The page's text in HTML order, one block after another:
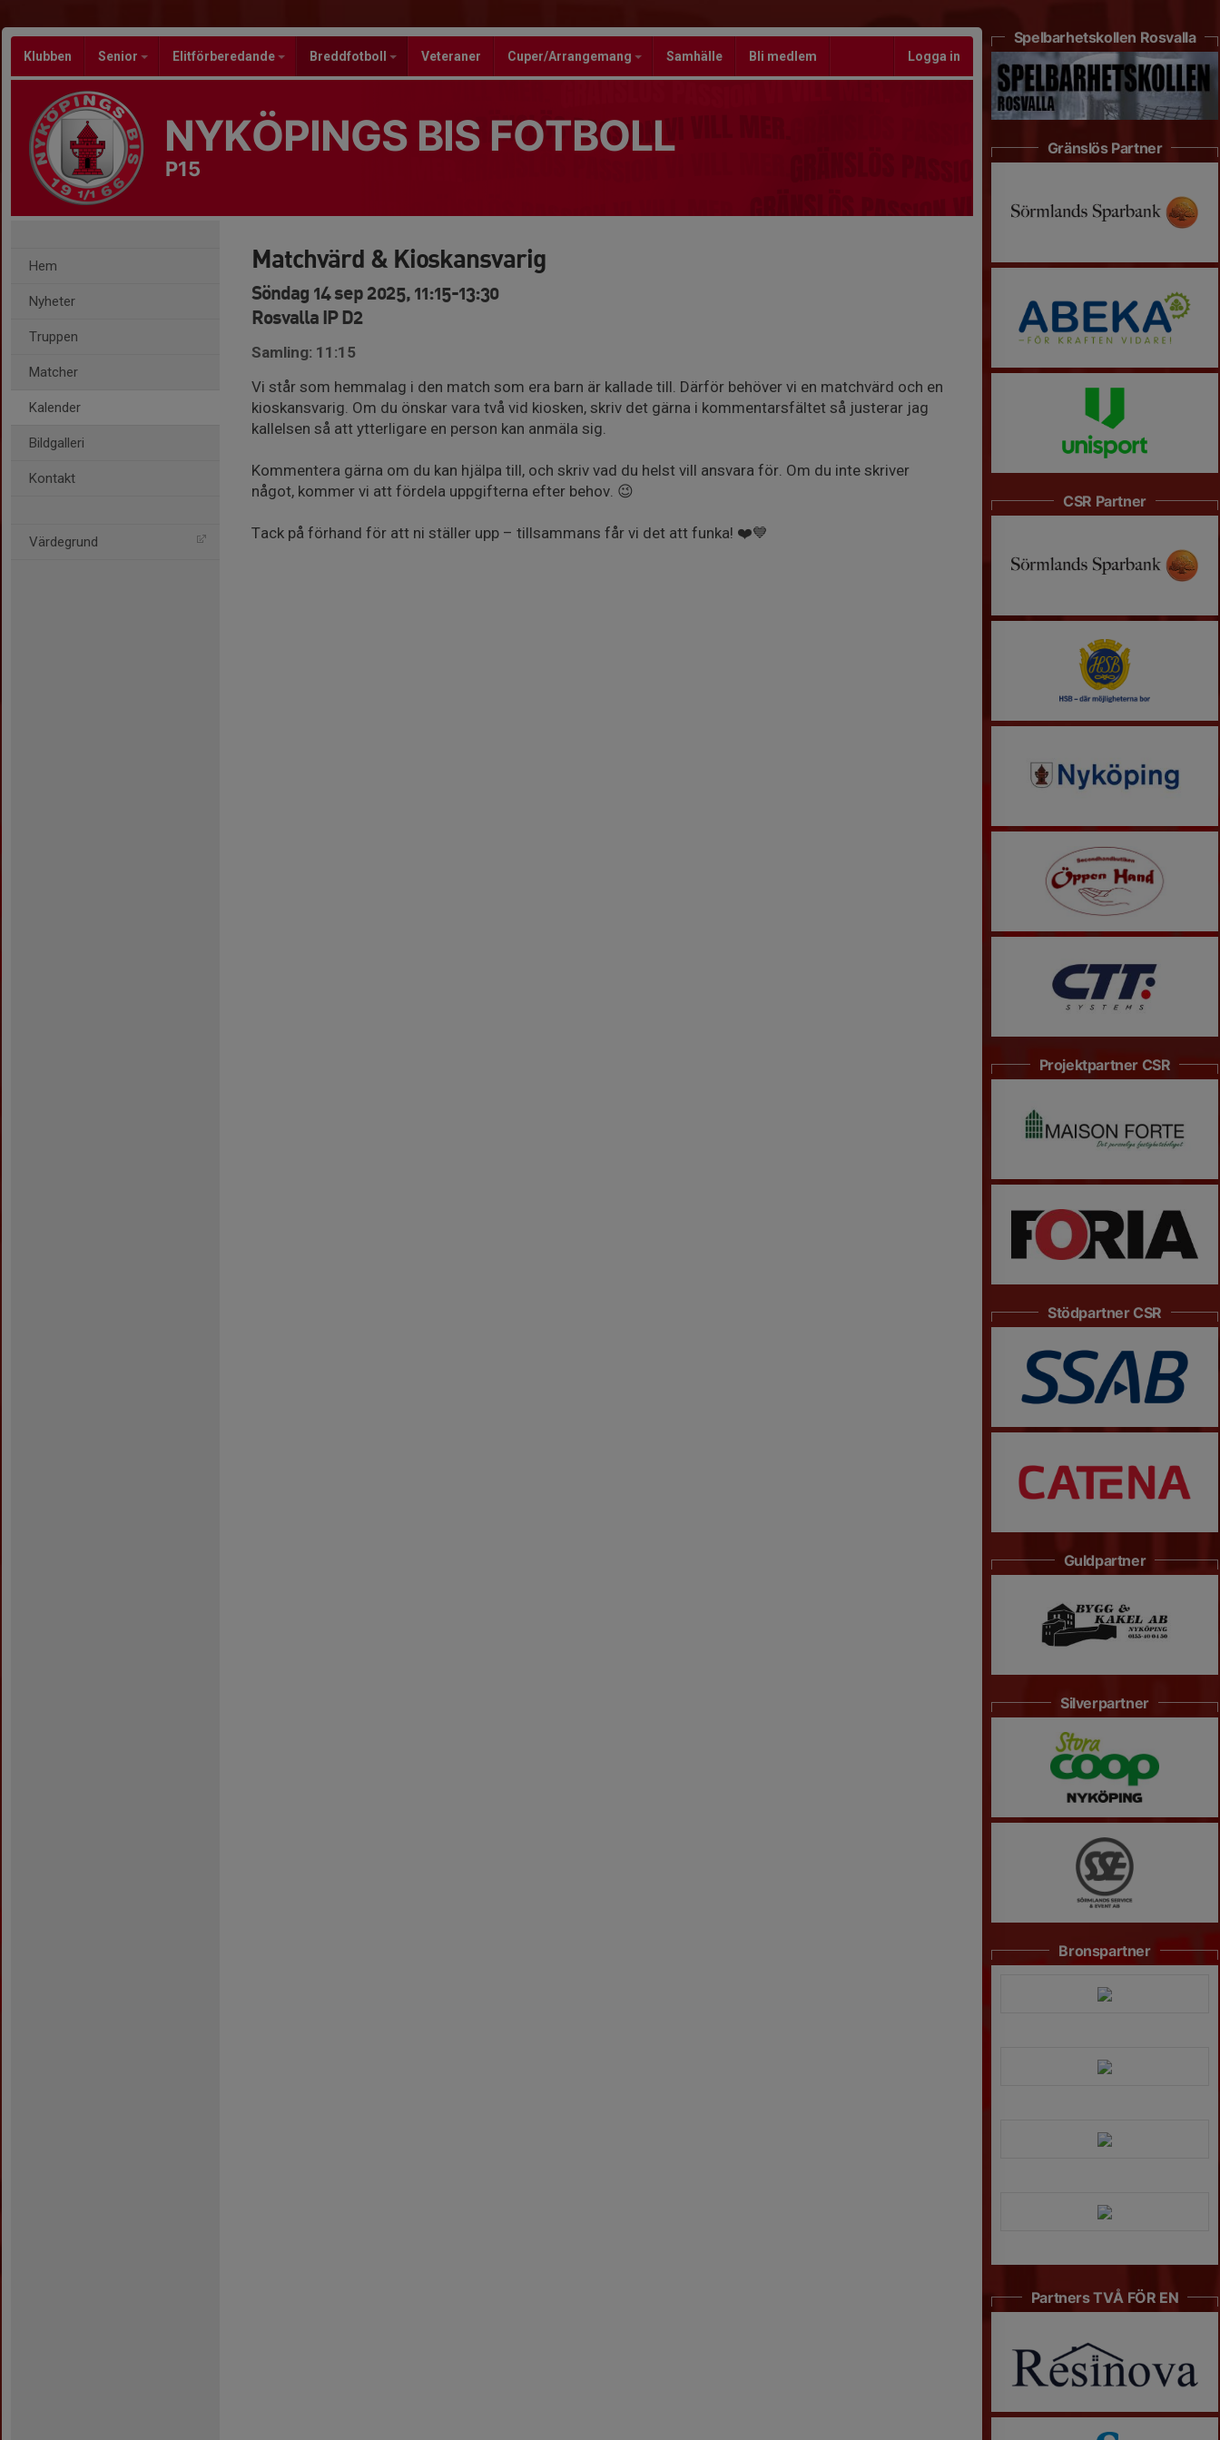
Klubben Senior Elitförberedande Breddfotboll Veteraner Cuper/Arrangemang Samhälle Bli medlem Logga in
NYKÖPINGS BIS FOTBOLL
P15
Hem
Nyheter
Truppen
Matcher
Kalender
Bildgalleri
Kontakt
Värdegrund
Matchvärd & Kioskansvarig
Söndag 14 sep 2025, 11:15-13:30
Rosvalla IP D2
Samling: 11:15
Vi står som hemmalag i den match som era barn är kallade till. Därför behöver vi en matchvärd och en
kioskansvarig. Om du önskar vara två vid kiosken, skriv det gärna i kommentarsfältet så justerar jag
kallelsen så att ytterligare en person kan anmäla sig.
Kommentera gärna om du kan hjälpa till, och skriv vad du helst vill ansvara för. Om du inte skriver
något, kommer vi att fördela uppgifterna efter behov. 😉
Tack på förhand för att ni ställer upp – tillsammans får vi det att funka! ❤️💙
Spelbarhetskollen Rosvalla
Gränslös Partner
CSR Partner
Projektpartner CSR
Stödpartner CSR
Guldpartner
Silverpartner
Bronspartner
Partners TVÅ FÖR EN